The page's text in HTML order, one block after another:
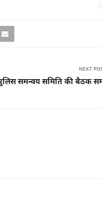
NEXT
पुलिस समन्वय समिति की बैठक